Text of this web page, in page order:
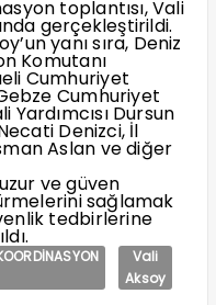
toplantısı, Vali
gerçekleştirildi.
yanı sıra, Deniz
Komutanı
Cumhuriyet
Cumhuriyet
Yardımcısı Dursun
Denizci, İl
Aslan ve diğer
ve güven
sağlamak
tedbirlerine
Vali
Aksoy